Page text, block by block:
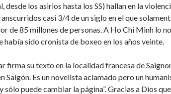
desde los asirios hasta los SS) hallan en la
casi 3/4 de un siglo en el que
de 85 millones de personas. A Ho Chi Minh lo
había sido cronista de boxeo en los años veinte.
firma su texto en la localidad francesa de
Saigón. Es un novelista aclamado pero un
sólo puede cambiar la página”. Gracias a Dios